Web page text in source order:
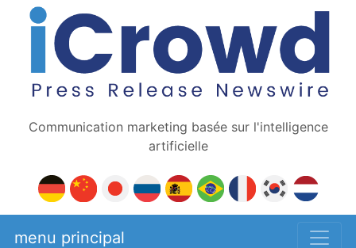
Communication marketing basée sur l'intelligence
artificielle
menu principal